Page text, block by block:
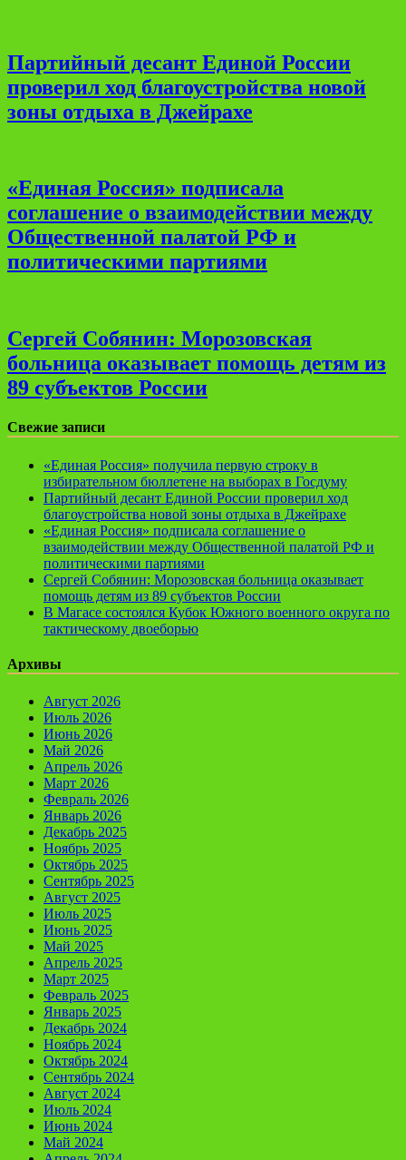
Партийный десант Единой России
проверил ход благоустройства новой
зоны отдыха в Джейрахе
«Единая Россия» подписала
соглашение о взаимодействии между
Общественной палатой РФ и
политическими партиями
Сергей Собянин: Морозовская
больница оказывает помощь детям из
89 субъектов России
Свежие записи
«Единая Россия» получила первую строку в
избирательном бюллетене на выборах в Госдуму
Партийный десант Единой России проверил ход
благоустройства новой зоны отдыха в Джейрахе
«Единая Россия» подписала соглашение о
взаимодействии между Общественной палатой РФ и
политическими партиями
Сергей Собянин: Морозовская больница оказывает
помощь детям из 89 субъектов России
В Магасе состоялся Кубок Южного военного округа по
тактическому двоеборью
Архивы
Август 2026
Июль 2026
Июнь 2026
Май 2026
Апрель 2026
Март 2026
Февраль 2026
Январь 2026
Декабрь 2025
Ноябрь 2025
Октябрь 2025
Сентябрь 2025
Август 2025
Июль 2025
Июнь 2025
Май 2025
Апрель 2025
Март 2025
Февраль 2025
Январь 2025
Декабрь 2024
Ноябрь 2024
Октябрь 2024
Сентябрь 2024
Август 2024
Июль 2024
Июнь 2024
Май 2024